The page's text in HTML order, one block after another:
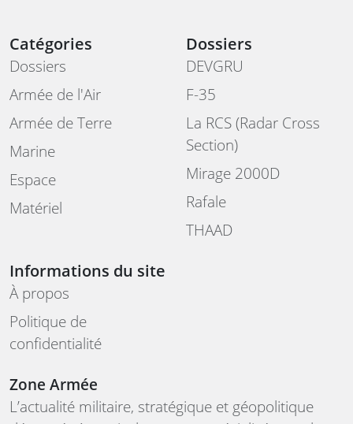
Catégories
Dossiers
Armée de l'Air
Armée de Terre
Marine
Espace
Matériel
Dossiers
DEVGRU
F-35
La RCS (Radar Cross
Section)
Mirage 2000D
Rafale
THAAD
Informations du site
À propos
Politique de
confidentialité
Zone Armée
L’actualité militaire, stratégique et géopolitique